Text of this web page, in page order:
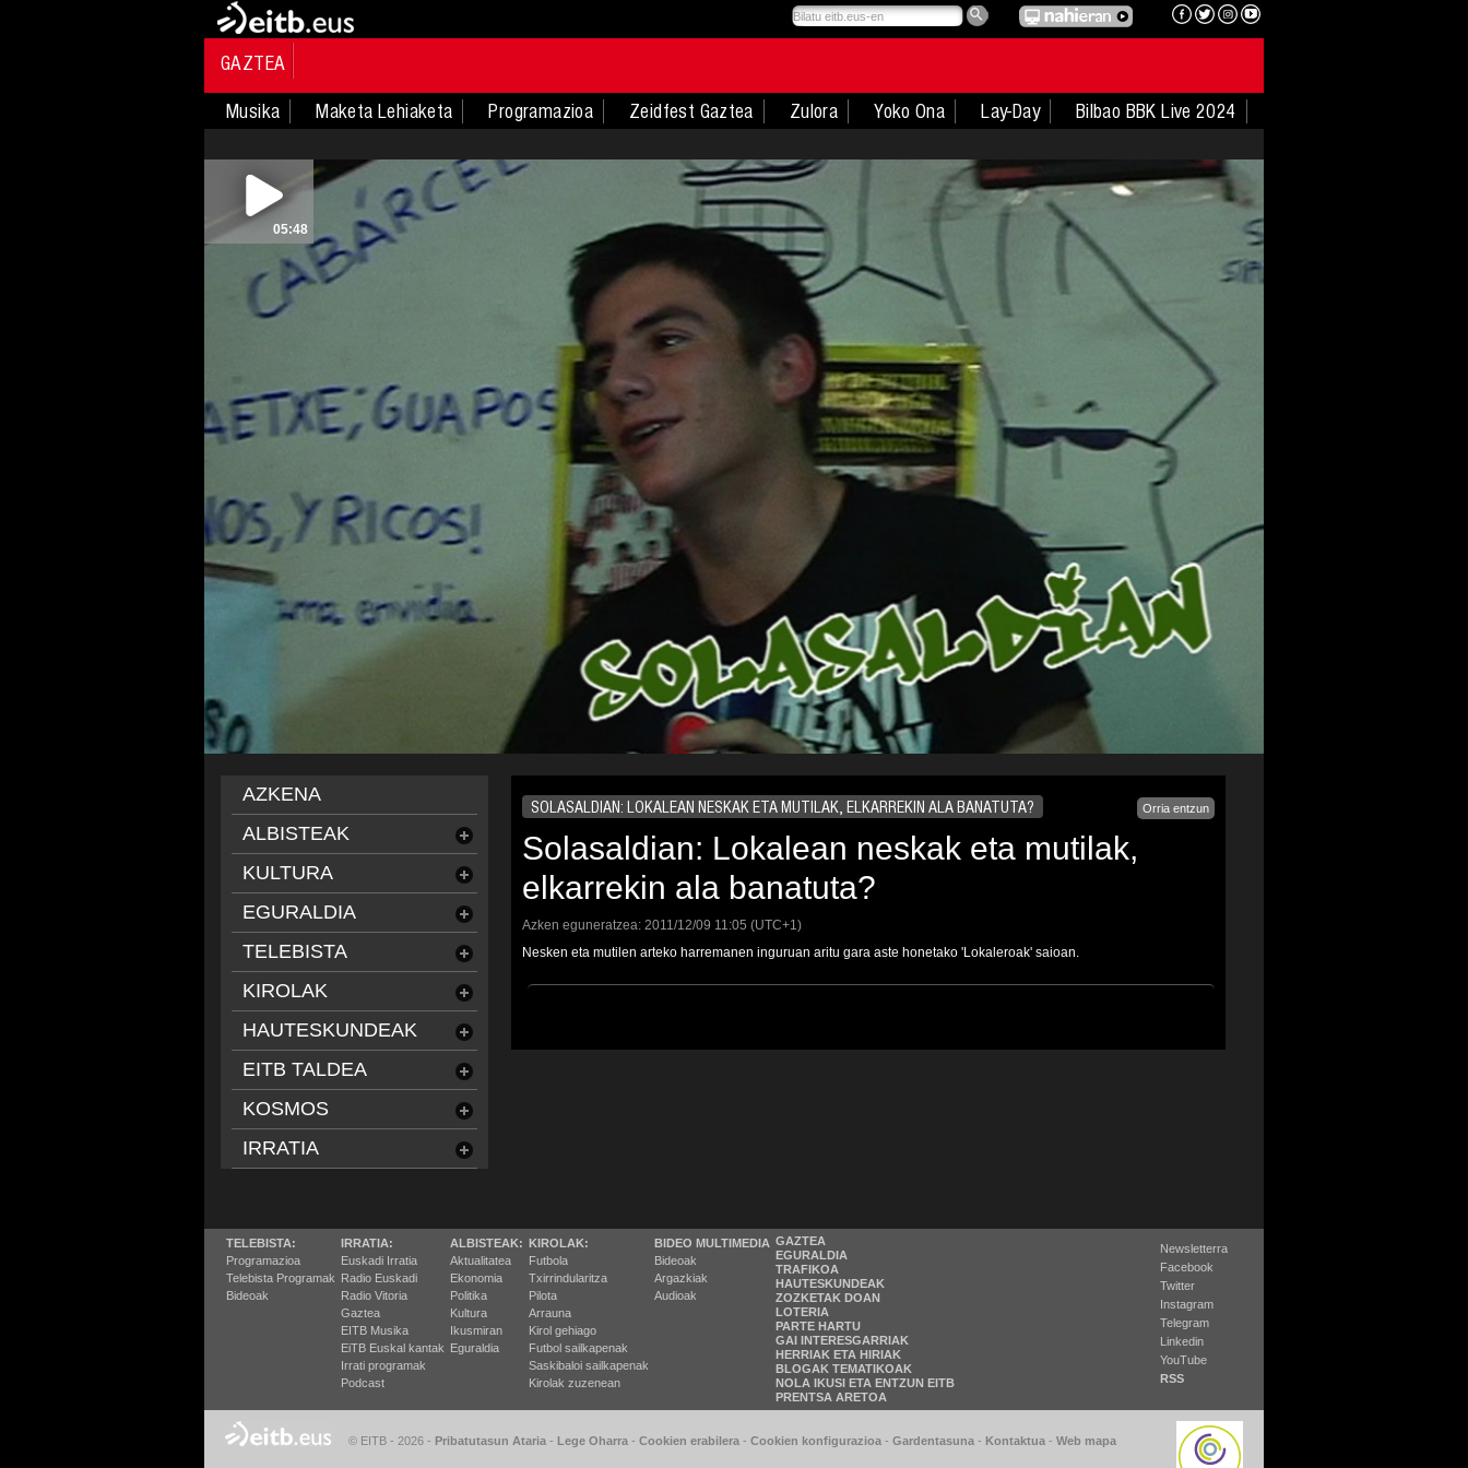
GAZTEA
Musika
Maketa Lehiaketa Programazioa Zeidfest Gaztea Zulora Yoko Ona Lay-Day Bilbao BBK Live 2024
05:48
SOLASALDIAN: LOKALEAN NESKAK ETA MUTILAK, ELKARREKIN ALA BANATUTA? Orria entzun
Solasaldian: Lokalean neskak eta mutilak,
elkarrekin ala banatuta?
Azken eguneratzea: 2011/12/09 11:05 (UTC+1)
Nesken eta mutilen arteko harremanen inguruan aritu gara aste honetako 'Lokaleroak' saioan.
AZKENA
ALBISTEAK
KULTURA
EGURALDIA
TELEBISTA
KIROLAK
HAUTESKUNDEAK
EITB TALDEA
KOSMOS
IRRATIA
TELEBISTA:
Programazioa
Telebista Programak
Bideoak
IRRATIA:
Euskadi Irratia
Radio Euskadi
Radio Vitoria
Gaztea
EITB Musika
EiTB Euskal kantak
Irrati programak
Podcast
ALBISTEAK:
Aktualitatea
Ekonomia
Politika
Kultura
Ikusmiran
Eguraldia
KIROLAK:
Futbola
Txirrindularitza
Pilota
Arrauna
Kirol gehiago
Futbol sailkapenak
Saskibaloi sailkapenak
Kirolak zuzenean
BIDEO MULTIMEDIA
Bideoak
Argazkiak
Audioak
GAZTEA
EGURALDIA
TRAFIKOA
HAUTESKUNDEAK
ZOZKETAK DOAN
LOTERIA
PARTE HARTU
GAI INTERESGARRIAK
HERRIAK ETA HIRIAK
BLOGAK TEMATIKOAK
NOLA IKUSI ETA ENTZUN EITB
PRENTSA ARETOA
Newsletterra
Facebook
Twitter
Instagram
Telegram
Linkedin
YouTube
RSS
© EITB - 2026 - Pribatutasun Ataria - Lege Oharra - Cookien erabilera - Cookien konfigurazioa - Gardentasuna - Kontaktua - Web mapa